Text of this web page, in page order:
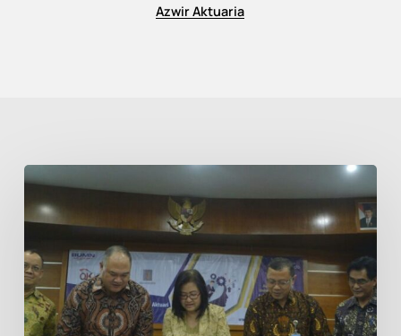
Azwir Aktuaria
UGM
Buka
S1
Ilmu
Aktuaria